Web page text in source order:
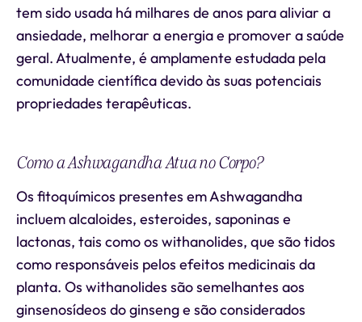
tem sido usada há milhares de anos para aliviar a
ansiedade, melhorar a energia e promover a saúde
geral. Atualmente, é amplamente estudada pela
comunidade científica devido às suas potenciais
propriedades terapêuticas.
Como a Ashwagandha Atua no Corpo?
Os fitoquímicos presentes em Ashwagandha
incluem alcaloides, esteroides, saponinas e
lactonas, tais como os withanolides, que são tidos
como responsáveis ​​pelos efeitos medicinais da
planta. Os withanolides são semelhantes aos
ginsenosídeos do ginseng e são considerados